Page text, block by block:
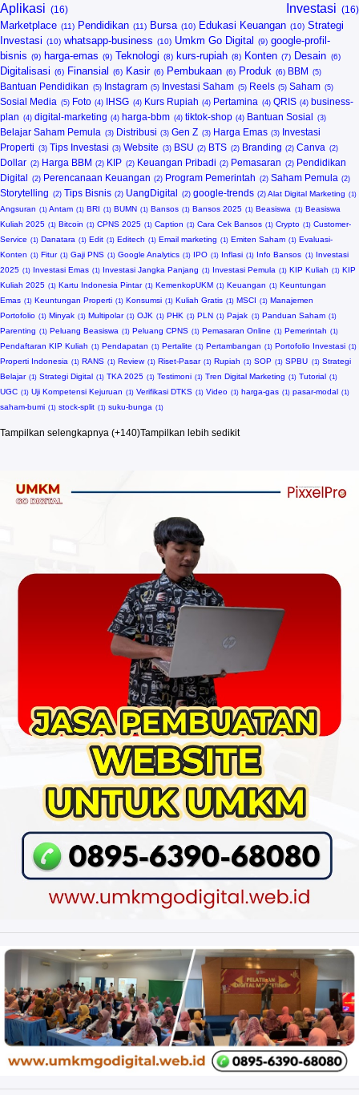
Aplikasi
Investasi
Marketplace Pendidikan Bursa Edukasi Keuangan
Strategi
Investasi
whatsapp-business Umkm Go Digital
google-profil-
bisnis
harga-emas Teknologi kurs-rupiah Konten
Desain
Digitalisasi
Finansial Kasir Pembukaan Produk
BBM
Bantuan Pendidikan
Instagram Investasi Saham Reels
Saham
Sosial Media
Foto IHSG Kurs Rupiah Pertamina QRIS
business-
plan
digital-marketing harga-bbm tiktok-shop
Bantuan Sosial
Belajar Saham Pemula
Distribusi Gen Z Harga Emas
Investasi
Properti
Tips Investasi Website BSU BTS Branding
Canva
Dollar
Harga BBM KIP Keuangan Pribadi Pemasaran
Pendidikan
Digital
Perencanaan Keuangan Program Pemerintah
Saham Pemula
Storytelling
Tips Bisnis UangDigital google-trends
Alat Digital Marketing
Angsuran
Antam BRI BUMN Bansos Bansos 2025 Beasiswa
Beasiswa
Kuliah 2025
Bitcoin CPNS 2025 Caption Cara Cek Bansos Crypto
Customer-
Service
Danatara Edit Editech Email marketing Emiten Saham
Evaluasi-
Konten
Fitur Gaji PNS Google Analytics IPO Inflasi Info Bansos
Investasi
2025
Investasi Emas Investasi Jangka Panjang Investasi Pemula KIP Kuliah
KIP
Kuliah 2025
Kartu Indonesia Pintar KemenkopUKM Keuangan
Keuntungan
Emas
Keuntungan Properti Konsumsi Kuliah Gratis MSCI
Manajemen
Portofolio
Minyak Multipolar OJK PHK PLN Pajak
Panduan Saham
Parenting
Peluang Beasiswa Peluang CPNS Pemasaran Online
Pemerintah
Pendaftaran KIP Kuliah
Pendapatan Pertalite Pertambangan
Portofolio Investasi
Properti Indonesia
RANS Review Riset-Pasar Rupiah SOP SPBU
Strategi
Belajar
Strategi Digital TKA 2025 Testimoni Tren Digital Marketing
Tutorial
UGC
Uji Kompetensi Kejuruan Verifikasi DTKS Video harga-gas
pasar-modal
saham-bumi
stock-split suku-bunga
Tampilkan selengkapnya (+140)Tampilkan lebih sedikit